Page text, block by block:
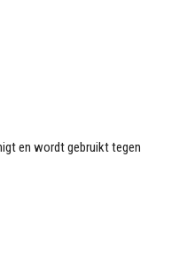
en wordt gebruikt tegen